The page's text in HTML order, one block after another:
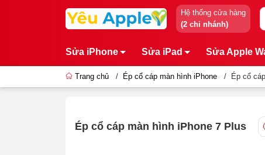
Hệ thống cửa hàng
(2 chi nhánh)
Sửa iPhone Sửa iPad Sửa Apple
Trang chủ / Ép cổ cáp màn hình iPhone / Ép cổ
Ép cổ cáp màn hình iPhone 7 Plus